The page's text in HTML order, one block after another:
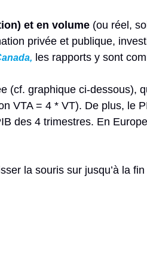
et en volume (ou réel,
privée et publique,
les rapports y sont
(cf. graphique ci-dessous),
VTA = 4 * VT). De plus, le
des 4 trimestres. En
la souris sur jusqu’à la